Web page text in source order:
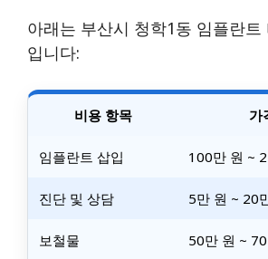
아래는 부산시 청학1동 임플란트
입니다:
비용 항목 가
임플란트 삽입 100만 원 ~
진단 및 상담 5만 원 ~ 20
보철물 50만 원 ~